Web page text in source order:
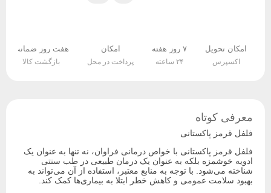
امکان تحویل
اکسپرس
۷ روز هفته
۲۴ ساعته
امکان
پرداخت در محل
هفت روز ضمانت
بازگشت کالا
معرفی کوتاه
فلفل قرمز پاکستانی
فلفل قرمز پاکستانی با خواص درمانی فراوان، نه تنها به عنوان یک
ادویه خوشمزه بلکه به عنوان یک درمان طبیعی در طب سنتی
شناخته می‌شود. با توجه به منابع معتبر، استفاده از آن می‌تواند به
بهبود سلامت عمومی و کاهش خطر ابتلا به بیماری‌ها کمک کند.